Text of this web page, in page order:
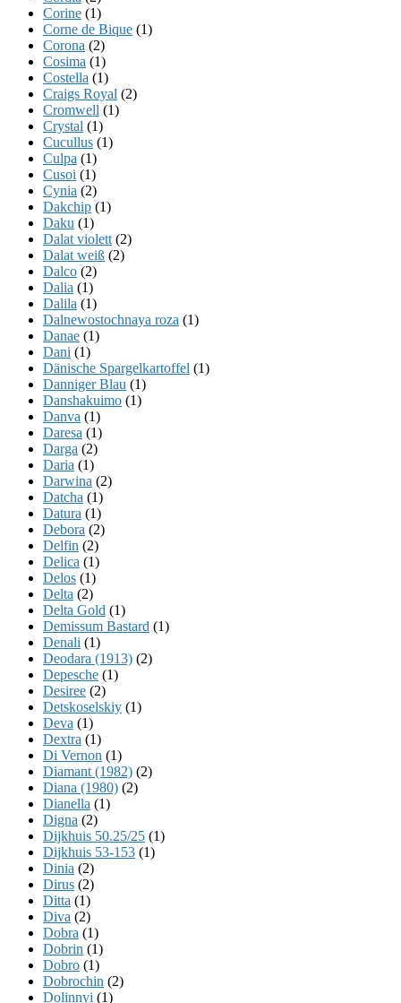
Corine (1)
Corne de Bique (1)
Corona (2)
Cosima (1)
Costella (1)
Craigs Royal (2)
Cromwell (1)
Crystal (1)
Cucullus (1)
Culpa (1)
Cusoi (1)
Cynia (2)
Dakchip (1)
Daku (1)
Dalat violett (2)
Dalat weiß (2)
Dalco (2)
Dalia (1)
Dalila (1)
Dalnewostochnaya roza (1)
Danae (1)
Dani (1)
Dänische Spargelkartoffel (1)
Danniger Blau (1)
Danshakuimo (1)
Danva (1)
Daresa (1)
Darga (2)
Daria (1)
Darwina (2)
Datcha (1)
Datura (1)
Debora (2)
Delfin (2)
Delica (1)
Delos (1)
Delta (2)
Delta Gold (1)
Demissum Bastard (1)
Denali (1)
Deodara (1913) (2)
Depesche (1)
Desiree (2)
Detskoselskiy (1)
Deva (1)
Dextra (1)
Di Vernon (1)
Diamant (1982) (2)
Diana (1980) (2)
Dianella (1)
Digna (2)
Dijkhuis 50.25/25 (1)
Dijkhuis 53-153 (1)
Dinia (2)
Dirus (2)
Ditta (1)
Diva (2)
Dobra (1)
Dobrin (1)
Dobro (1)
Dobrochin (2)
Dolinnyi (1)